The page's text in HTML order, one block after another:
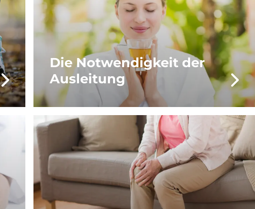
Die Notwendigkeit der
Ausleitung